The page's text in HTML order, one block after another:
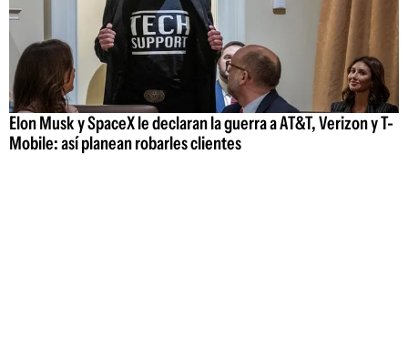
Elon Musk y SpaceX le declaran la guerra a AT&T, Verizon y T-
Mobile: así planean robarles clientes